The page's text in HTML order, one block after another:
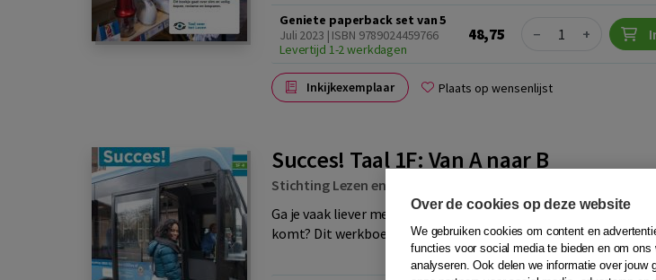
Geniete paperback set van 5
Juli 2023 | ISBN 9789024459766
Levertijd 1-2 werkdagen
48,75 Quantity
− +
Inkijkexemplaar Plaats op wensenlijst
Succes! Taal 1F: Van A naar B
Stichting Lezen en Schrijven
Ga je vaak liever met de bus of met de trein? Hoe weet je hoe je
komt? Dit werkboek gaat over het openbaar vervoer en het
Over de cookies op deze website
We gebruiken cookies om content en
functies voor social media te bieden en om ons
analyseren. Ook delen we informatie over jouw